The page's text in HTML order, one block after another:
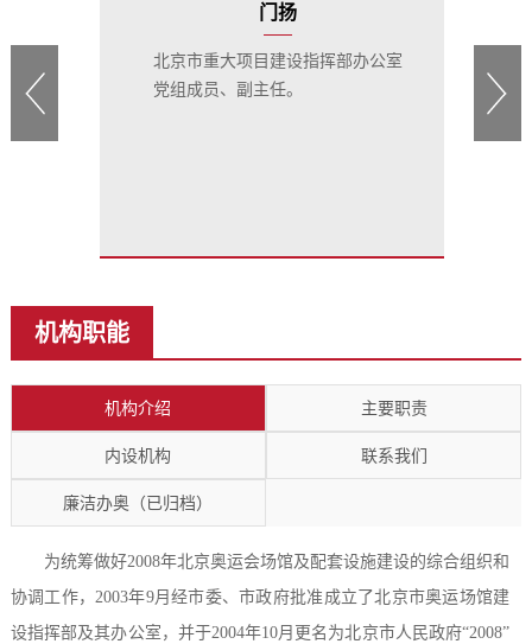
门扬
北京市重大项目建设指挥部办公室
党组成员、副主任。
机构职能
机构介绍 主要职责
内设机构 联系我们
廉洁办奥（已归档）
为统筹做好2008年北京奥运会场馆及配套设施建设的综合组织和
协调工作，2003年9月经市委、市政府批准成立了北京市奥运场馆建
设指挥部及其办公室，并于2004年10月更名为北京市人民政府“2008”